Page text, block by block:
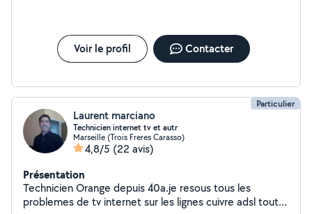
Voir le profil Contacter
Particulier
Laurent marciano
Technicien internet tv et autr
Marseille (Trois Freres Carasso)
4,8/5 (22 avis)
Présentation
Technicien Orange depuis 40a.je resous tous les
problemes de tv internet sur les lignes cuivre adsl tout